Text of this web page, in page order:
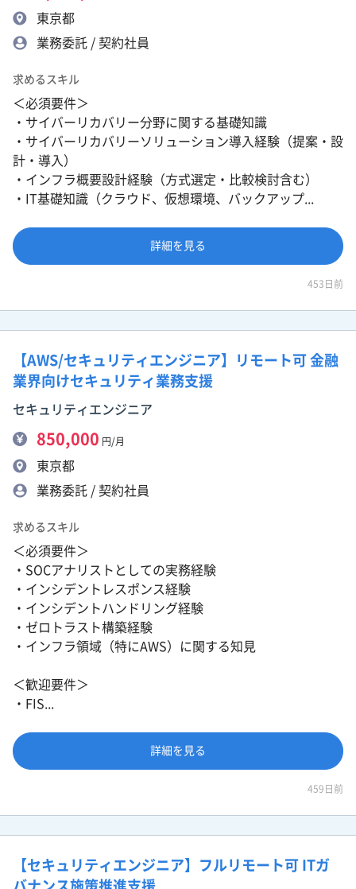
東京都
業務委託 / 契約社員
求めるスキル
＜必須要件＞
・サイバーリカバリー分野に関する基礎知識
・サイバーリカバリーソリューション導入経験（提案・設
計・導入）
・インフラ概要設計経験（方式選定・比較検討含む）
・IT基礎知識（クラウド、仮想環境、バックアップ...
詳細を見る
453日前
【AWS/セキュリティエンジニア】リモート可 金融
業界向けセキュリティ業務支援
セキュリティエンジニア
850,000 円/月
東京都
業務委託 / 契約社員
求めるスキル
＜必須要件＞
・SOCアナリストとしての実務経験
・インシデントレスポンス経験
・インシデントハンドリング経験
・ゼロトラスト構築経験
・インフラ領域（特にAWS）に関する知見
＜歓迎要件＞
・FIS...
詳細を見る
459日前
【セキュリティエンジニア】フルリモート可 ITガ
バナンス施策推進支援